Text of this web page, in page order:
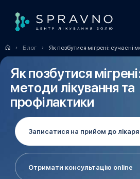
Блог Як позбутися мігрені: сучасні
Як позбутися
методи лікування та
профілактики
Записатися на прийом до лікаря
Отримати консультацію online